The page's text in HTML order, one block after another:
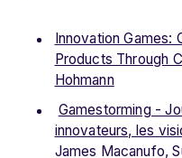
Innovation Games:
Products Through
Hohmann
Gamestorming -
innovateurs, les
James Macanufo,